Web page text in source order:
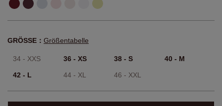
GRÖSSE： Größentabelle
34 - XXS 36 - XS 38 - S 40 - M
42 - L 44 - XL 46 - XXL